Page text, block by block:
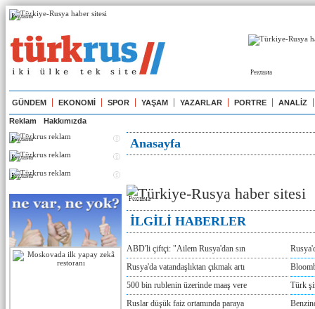
Реклама
Реклама
GÜNDEM EKONOMİ SPOR YAŞAM YAZARLAR PORTRE ANALİZ
Reklam Hakkımızda
Реклама
Реклама
Реклама
Anasayfa
Реклама
İLGİLİ HABERLER
ABD'li çiftçi: "Ailem Rusya'dan sın
Rusya'da vatandaşlıktan çıkmak artı
500 bin rublenin üzerinde maaş vere
Türk
Ruslar düşük faiz ortamında paraya